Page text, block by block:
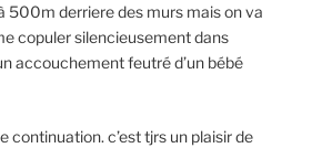
500m derriere des murs mais on va
copuler silencieusement dans
accouchement feutré d’un bébé
continuation. c’est tjrs un plaisir de